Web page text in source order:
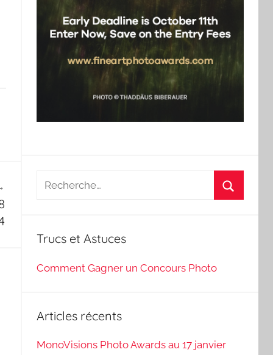
Recherche
Trucs et Astuces
Comment Gagner un Concours Photo
Articles récents
MonoVisions Photo Awards au 17 janvier